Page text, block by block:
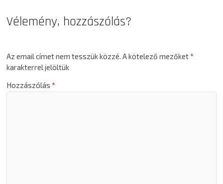
Vélemény, hozzászólás?
Az email címet nem tesszük közzé. A kötelező mezőket*
karakterrel jelöltük
Hozzászólás*